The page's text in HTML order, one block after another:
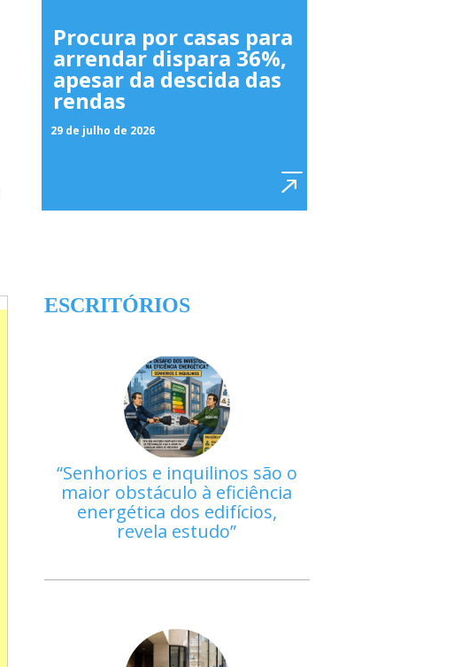
Procura por casas para
arrendar dispara 36%,
apesar da descida das
rendas
29 de julho de 2026
ESCRITÓRIOS
Senhorios e inquilinos são o
maior obstáculo à eficiência
energética dos edifícios,
revela estudo